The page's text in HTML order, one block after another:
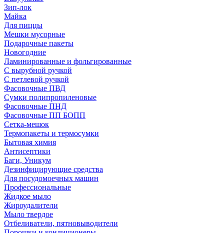
Зип-лок
Майка
Для пиццы
Мешки мусорные
Подарочные пакеты
Новогодние
Ламинированные и фольгированные
С вырубной ручкой
С петлевой ручкой
Фасовочные ПВД
Сумки полипропиленовые
Фасовочные ПНД
Фасовочные ПП БОПП
Сетка-мешок
Термопакеты и термосумки
Бытовая химия
Антисептики
Баги, Уникум
Дезинфицирующие средства
Для посудомоечных машин
Профессиональные
Жидкое мыло
Жироудалители
Мыло твердое
Отбеливатели, пятновыводители